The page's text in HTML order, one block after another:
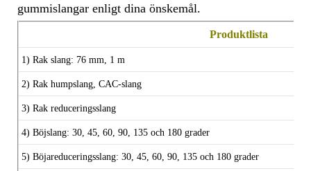
gummislangar enligt dina önskemål.
Produktlista
1) Rak slang: 76 mm, 1 m
2) Rak humpslang, CAC-slang
3) Rak reduceringsslang
4) Böjslang: 30, 45, 60, 90, 135 och 180 grader
5) Böjareduceringsslang: 30, 45, 60, 90, 135 och 180 grader